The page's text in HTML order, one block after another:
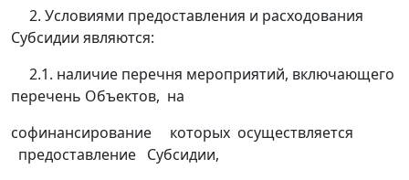
2. Условиями предоставления и расходования
Субсидии являются:
2.1. наличие перечня мероприятий, включающего
перечень Объектов, на
софинансирование которых осуществляется
предоставление Субсидии,